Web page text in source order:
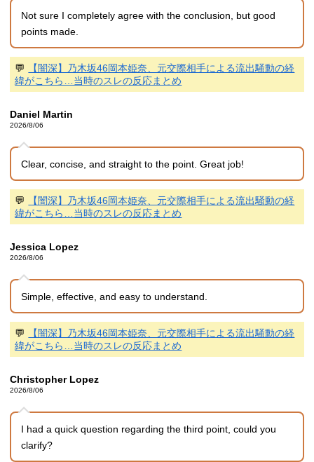
Not sure I completely agree with the conclusion, but good
points made.
💬
【闇深】乃木坂46岡本姫奈、元交際相手による流出騒動の経
緯がこちら…当時のスレの反応まとめ
Daniel Martin
2026/8/06
Clear, concise, and straight to the point. Great job!
💬
【闇深】乃木坂46岡本姫奈、元交際相手による流出騒動の経
緯がこちら…当時のスレの反応まとめ
Jessica Lopez
2026/8/06
Simple, effective, and easy to understand.
💬
【闇深】乃木坂46岡本姫奈、元交際相手による流出騒動の経
緯がこちら…当時のスレの反応まとめ
Christopher Lopez
2026/8/06
I had a quick question regarding the third point, could you
clarify?